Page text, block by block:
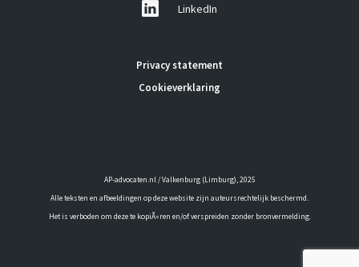
LinkedIn
Privacy statement
Cookieverklaring
AP-advocaten.nl / Valkenburg (Limburg), 2025
Alle teksten en afbeeldingen op deze website zijn auteursrechtelijk beschermd.
Het is verboden om deze te kopiÃ«ren en/of verspreiden zonder bronvermelding.